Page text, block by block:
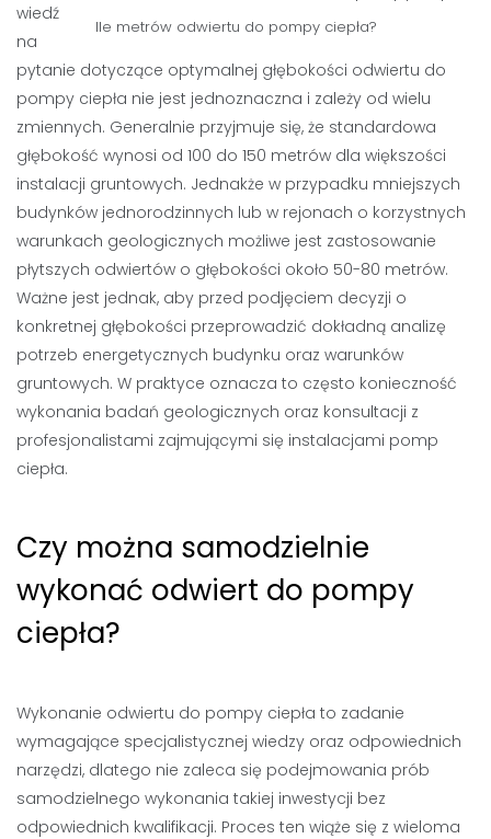
Ile metrów odwiertu do pompy ciepła?
wiedź
na
pytanie dotyczące optymalnej głębokości odwiertu do
pompy ciepła nie jest jednoznaczna i zależy od wielu
zmiennych. Generalnie przyjmuje się, że standardowa
głębokość wynosi od 100 do 150 metrów dla większości
instalacji gruntowych. Jednakże w przypadku mniejszych
budynków jednorodzinnych lub w rejonach o korzystnych
warunkach geologicznych możliwe jest zastosowanie
płytszych odwiertów o głębokości około 50-80 metrów.
Ważne jest jednak, aby przed podjęciem decyzji o
konkretnej głębokości przeprowadzić dokładną analizę
potrzeb energetycznych budynku oraz warunków
gruntowych. W praktyce oznacza to często konieczność
wykonania badań geologicznych oraz konsultacji z
profesjonalistami zajmującymi się instalacjami pomp
ciepła.
Czy można samodzielnie
wykonać odwiert do pompy
ciepła?
Wykonanie odwiertu do pompy ciepła to zadanie
wymagające specjalistycznej wiedzy oraz odpowiednich
narzędzi, dlatego nie zaleca się podejmowania prób
samodzielnego wykonania takiej inwestycji bez
odpowiednich kwalifikacji. Proces ten wiąże się z wieloma